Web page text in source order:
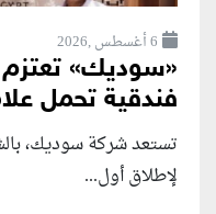
6 أغسطس ,2026
«سوديك»
فندقية تحمل
تستعد شركة سوديك،
لإطلاق أول...